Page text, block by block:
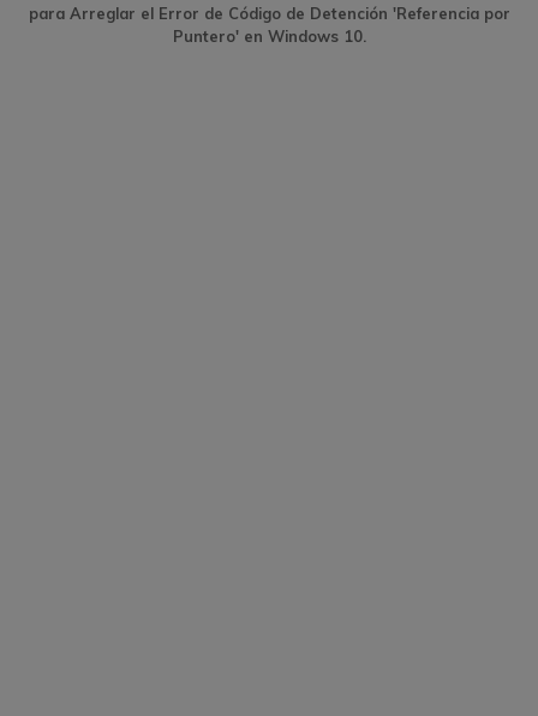
para Arreglar el Error de Código de Detención 'Referencia por
Puntero' en Windows 10.